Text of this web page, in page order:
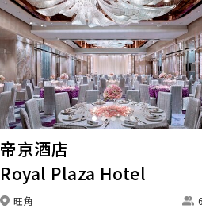
Previous
帝京酒店
Royal Plaza Hotel
旺角